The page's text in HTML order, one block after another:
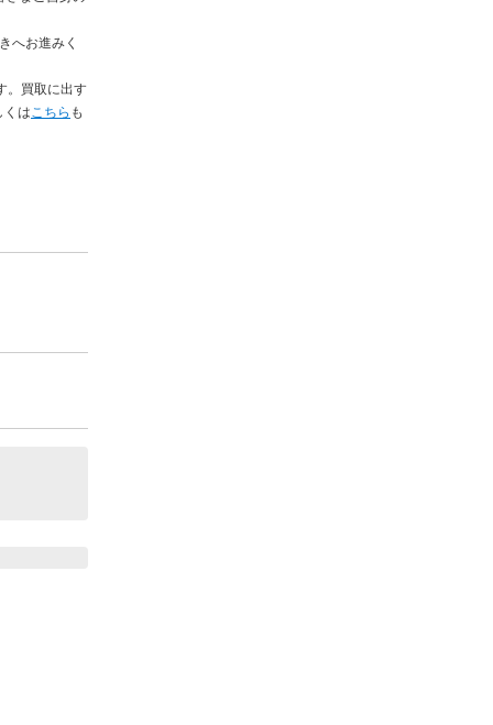
へお進みく
。買取に出す
くは こちら も